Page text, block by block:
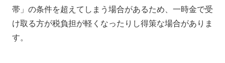
帯」の条件を超えてしまう場合があるため、一時金で受
け取る方が税負担が軽くなったりし得策な場合がありま
す。